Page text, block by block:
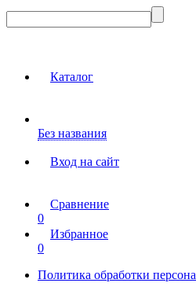
Каталог
Без названия
Вход на сайт
Сравнение
0
Избранное
0
Политика обработки